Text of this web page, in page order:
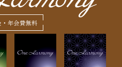
・年会費無料